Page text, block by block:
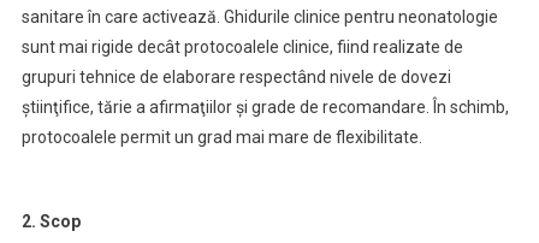
sanitare în care activează. Ghidurile clinice pentru neonatologie
sunt mai rigide decât protocoalele clinice, fiind realizate de
grupuri tehnice de elaborare respectând nivele de dovezi
ştiinţifice, tărie a afirmaţiilor şi grade de recomandare. În schimb,
protocoalele permit un grad mai mare de flexibilitate.
2. Scop